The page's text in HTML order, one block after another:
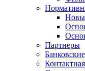
Партнеры